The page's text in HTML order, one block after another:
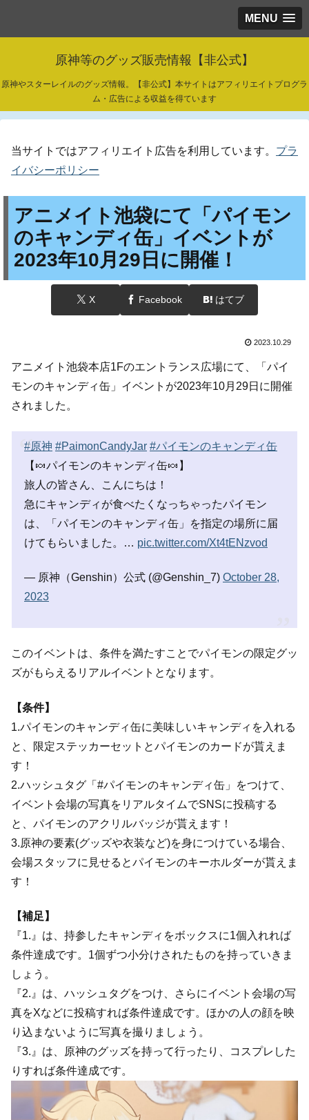
MENU
原神等のグッズ販売情報【非公式】
原神やスターレイルのグッズ情報。【非公式】本サイトはアフィリエイトプログラ
ム・広告による収益を得ています
当サイトではアフィリエイト広告を利用しています。 プラ
イバシーポリシー
アニメイト池袋にて「パイモン
のキャンディ缶」イベントが
2023年10月29日に開催！
X Facebook はてブ
2023.10.29
アニメイト池袋本店1Fのエントランス広場にて、「パイ
モンのキャンディ缶」イベントが2023年10月29日に開催
されました。
#原神 #PaimonCandyJar #パイモンのキャンディ缶
【🍬パイモンのキャンディ缶🍬】
旅人の皆さん、こんにちは！
急にキャンディが食べたくなっちゃったパイモン
は、「パイモンのキャンディ缶」を指定の場所に届
けてもらいました。… pic.twitter.com/Xt4tENzvod
— 原神（Genshin）公式 (@Genshin_7) October 28,
2023
このイベントは、条件を満たすことでパイモンの限定グッ
ズがもらえるリアルイベントとなります。
【条件】
1.パイモンのキャンディ缶に美味しいキャンディを入れる
と、限定ステッカーセットとパイモンのカードが貰えま
す！
2.ハッシュタグ「#パイモンのキャンディ缶」をつけて、
イベント会場の写真をリアルタイムでSNSに投稿する
と、パイモンのアクリルバッジが貰えます！
3.原神の要素(グッズや衣装など)を身につけている場合、
会場スタッフに見せるとパイモンのキーホルダーが貰えま
す！
【補足】
『1.』は、持参したキャンディをボックスに1個入れれば
条件達成です。1個ずつ小分けされたものを持っていきま
しょう。
『2.』は、ハッシュタグをつけ、さらにイベント会場の写
真をXなどに投稿すれば条件達成です。ほかの人の顔を映
り込まないように写真を撮りましょう。
『3.』は、原神のグッズを持って行ったり、コスプレした
りすれば条件達成です。